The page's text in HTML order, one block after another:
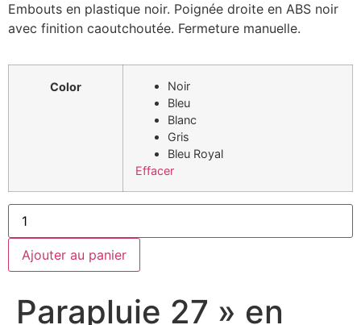
Embouts en plastique noir. Poignée droite en ABS noir
avec finition caoutchoutée. Fermeture manuelle.
Color
Noir
Bleu
Blanc
Gris
Bleu Royal
Effacer
Ajouter au panier
Parapluie 27 » en